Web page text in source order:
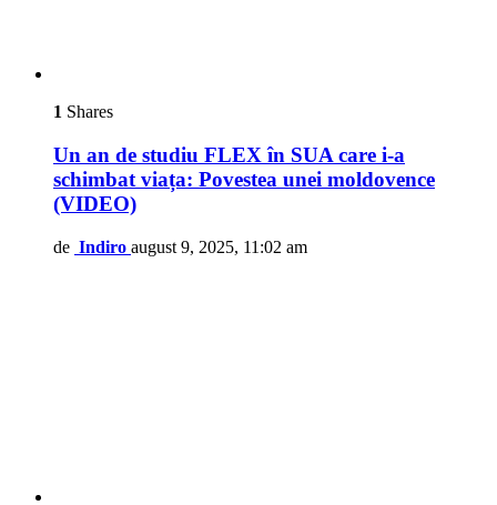
1 Shares
Un an de studiu FLEX în SUA care i-a
schimbat viața: Povestea unei moldovence
(VIDEO)
de Indiro august 9, 2025, 11:02 am